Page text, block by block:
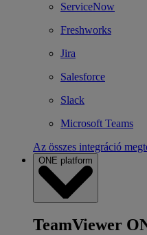
ServiceNow
Freshworks
Jira
Salesforce
Slack
Microsoft Teams
Az összes integráció
ONE platform
TeamViewer